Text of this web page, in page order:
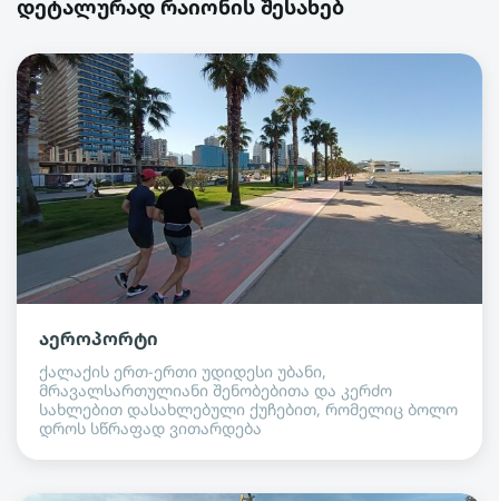
დეტალურად რაიონის შესახებ
აეროპორტი
ქალაქის ერთ-ერთი უდიდესი უბანი,
მრავალსართულიანი შენობებითა და კერძო
სახლებით დასახლებული ქუჩებით, რომელიც ბოლო
დროს სწრაფად ვითარდება